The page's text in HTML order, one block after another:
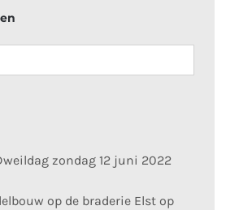
zondag 12 juni 2022
op de braderie Elst op